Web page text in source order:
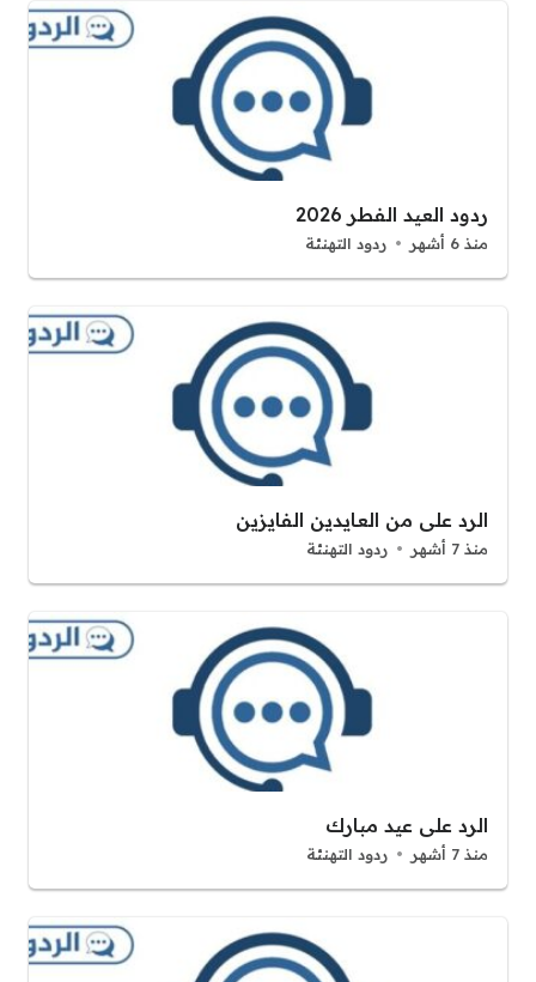
ردود العيد الفطر 2026
منذ 6 أشهر ردود التهنئة
الرد على من العايدين الفايزين
منذ 7 أشهر ردود التهنئة
الرد على عيد مبارك
منذ 7 أشهر ردود التهنئة